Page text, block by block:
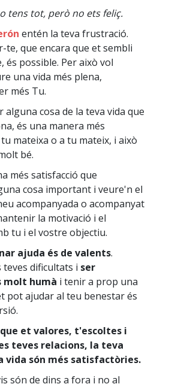
tens tot, però no ets feliç.
entén la teva frustració.
te, que encara que et sembli
és possible. Per això vol
una vida més plena,
més Tu.
alguna cosa de la teva vida que
és una manera més
mateixa o a tu mateix, i això
bé.
més satisfacció que
cosa important i veure'n el
acompanyada o acompanyat
la motivació i el
tu i el vostre objectiu.
ajuda és de valents.
teves dificultats i ser
molt humà i tenir a prop una
pot ajudar al teu benestar és
et valores, t'escoltes i
teves relacions, la teva
vida són més satisfactòries.
són de dins a fora i no al